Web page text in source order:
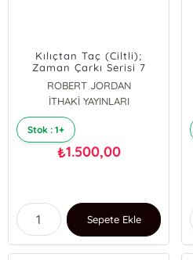
Kılıçtan Taç (Ciltli);
Zaman Çarkı Serisi 7
ROBERT JORDAN
İTHAKİ YAYINLARI
Stok : 1+
₺1.500,00
Sepete Ekle